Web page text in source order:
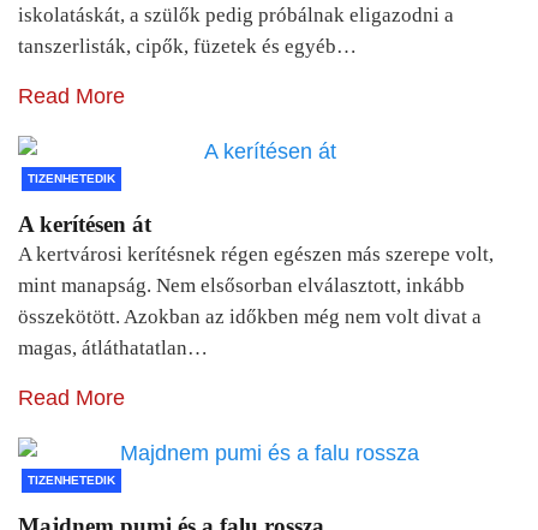
iskolatáskát, a szülők pedig próbálnak eligazodni a
tanszerlisták, cipők, füzetek és egyéb…
Read More
TIZENHETEDIK
A kerítésen át
A kertvárosi kerítésnek régen egészen más szerepe volt,
mint manapság. Nem elsősorban elválasztott, inkább
összekötött. Azokban az időkben még nem volt divat a
magas, átláthatatlan…
Read More
TIZENHETEDIK